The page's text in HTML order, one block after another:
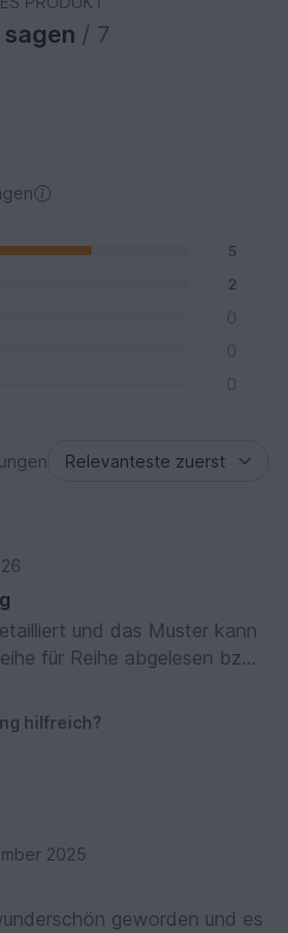
/ 7
5
2
0
0
0
und das Muster kann
für Reihe abgelesen bzw.
und denke, daß die
läßt. Die fertigen
hilfreich?
2025
geworden und es